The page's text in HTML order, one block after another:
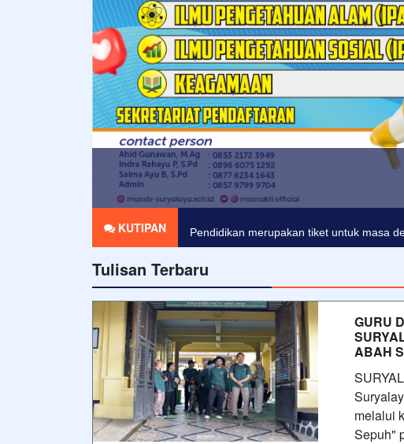
KUTIPAN
Pendidikan merupakan tiket untuk masa
Agama tanpa ilmu pengetahuan adalah
Tulisan Terbaru
GURU
ABAH
melalui
Sepuh"